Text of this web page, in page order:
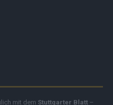
mit dem Stuttgarter Blatt –